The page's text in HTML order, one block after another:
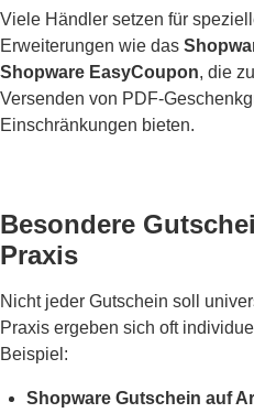
Viele Händler setzen für
Erweiterungen wie das
Shopware EasyCoupon, die
Versenden von PDF-
Einschränkungen bieten.
Besondere
Praxis
Nicht jeder Gutschein soll
Praxis ergeben sich oft
Beispiel:
Shopware Gutschein auf